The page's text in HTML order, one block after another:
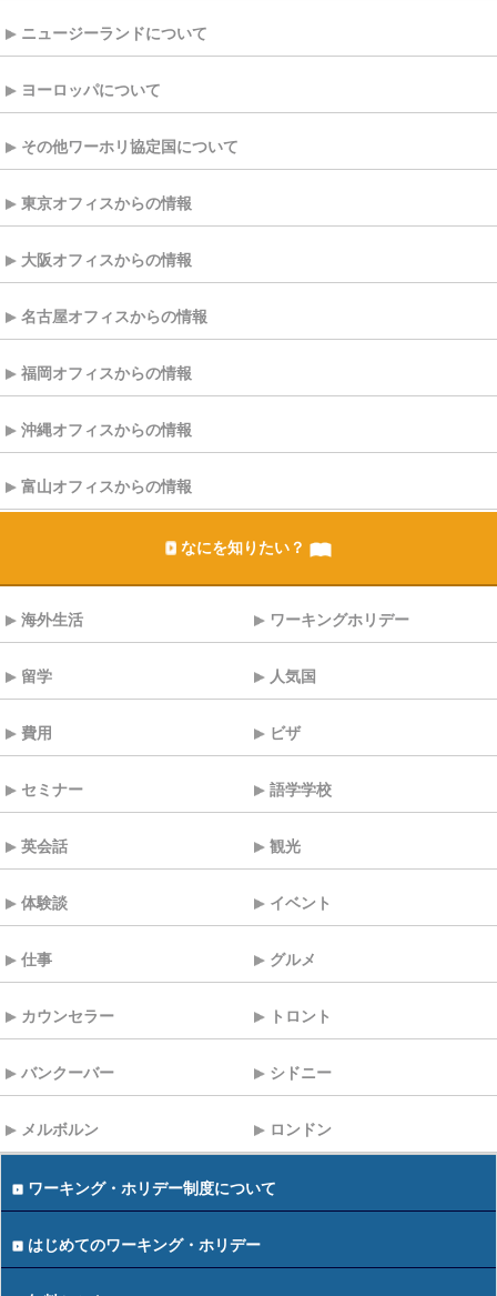
ニュージーランドについて
ヨーロッパについて
その他ワーホリ協定国について
東京オフィスからの情報
大阪オフィスからの情報
名古屋オフィスからの情報
福岡オフィスからの情報
沖縄オフィスからの情報
富山オフィスからの情報
なにを知りたい？
海外生活 ワーキングホリデー
留学 人気国
費用 ビザ
セミナー 語学学校
英会話 観光
体験談 イベント
仕事 グルメ
カウンセラー トロント
バンクーバー シドニー
メルボルン ロンドン
ワーキング・ホリデー制度について
はじめてのワーキング・ホリデー